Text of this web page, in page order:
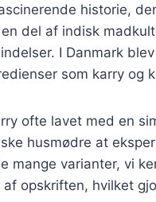
historie,
del af indisk
I Danmark
som karry
ofte lavet med en
husmødre at
mange varianter, vi
opskriften, hvilket